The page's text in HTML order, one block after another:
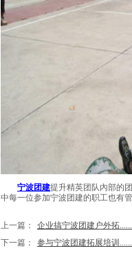
宁波团建提升精英团队內部的
中每一位参加宁波团建的职工也有
上一篇：
企业搞宁波团建户外拓......
下一篇：
参与宁波团建拓展培训......